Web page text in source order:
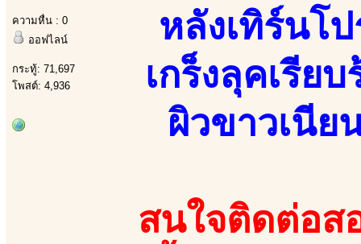
ความหื่น : 0
ออฟไลน์
กระทู้: 71,697
โพสต์: 4,936
หลังเทิร์นโ
เกร็งลุคเรีย
ผิวขาวเนีย
สนใจติดต่อส